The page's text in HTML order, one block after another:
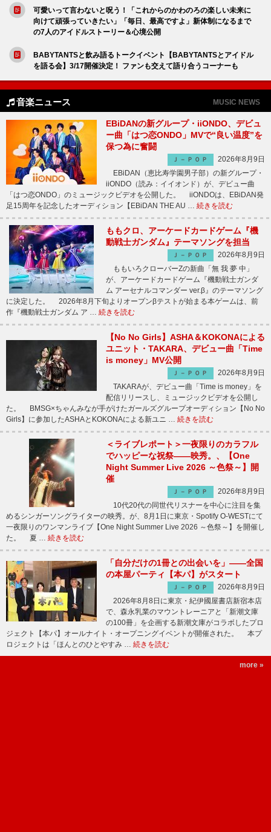
可愛いって言わないと呪う！「これからのかわのろの楽しい未来に
向けて頑張っていきたい」「毎日、最高ですよ」新体制になるまで
の7人のアイドルストーリー＆心境公開
BABYTANTSと飲み語るトークイベント【BABYTANTSとアイドル
を語る会】3/17開催決定！ ファンも交えて語り合うコーナーも
音楽ニュース MUSIC NEWS
EBiDANの新グループ・iiONDO、デビュ
ー曲「はつ恋ONDO」MVで“良い温度”を
保つ為に奮闘
Ｊ－ＰＯＰ
2026年8月9日
EBiDAN（恵比寿学園男子部）の新グループ・
iiONDO（読み：イイオンド）が、デビュー曲
「はつ恋ONDO」のミュージックビデオを公開した。 iiONDOは、EBiDAN発
足15周年を記念したオーディション【EBiDAN THE AU … 続きを読む
ももクロ、アーケードカードゲーム『機
動戦士ガンダム』テーマソングを担当
Ｊ－ＰＯＰ
2026年8月9日
ももいろクローバーZの新曲「無 我 夢 中」
が、アーケードカードゲーム『機動戦士ガンダ
ム アーセナルコマンダー ver.β』のテーマソング
に決定した。 2026年8月下旬よりオープンβテストが始まる本ゲームは、前
作『機動戦士ガンダム ア … 続きを読む
【No No Girls】ASHA＆KOKONAによる
ユニット・TAKARA、デビュー曲「Time
is money」MV公開
Ｊ－ＰＯＰ
2026年8月9日
TAKARAが、デビュー曲「Time is money」を
配信リリースし、ミュージックビデオを公開し
た。 BMSG×ちゃんみなが手がけたガールズグループオーディション【No No
Girls】に参加したASHAとKOKONAによる新ユニ … 続きを読む
＜ライブレポート＞一夜限りのカラフル
でハッピーな祝祭――映秀。、【One
Night Summer Live 2026 ～色祭～】開
催
Ｊ－ＰＯＰ
2026年8月9日
10代20代の同世代リスナーを中心に注目を集
めるシンガーソングライターの映秀。が、8月1日に東京・Spotify O-WESTにて
一夜限りのワンマンライブ【One Night Summer Live 2026 ～色祭～】を開催し
た。 夏 … 続きを読む
「自分だけの1冊との出会いを」――全国
の本屋パーティ【本パ】がスタート
Ｊ－ＰＯＰ
2026年8月9日
2026年8月8日に東京・紀伊國屋書店新宿本店
で、森永乳業のマウントレーニアと「新潮文庫
の100冊」を企画する新潮文庫がコラボしたプロ
ジェクト【本パ】オールナイト・オープニングイベントが開催された。 本プ
ロジェクトは「ほんとのひとやすみ … 続きを読む
more »